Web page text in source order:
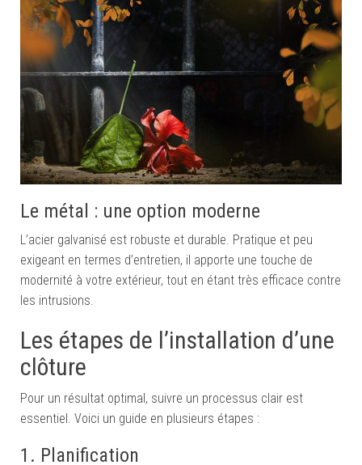
Le métal : une option moderne
L’acier galvanisé est robuste et durable. Pratique et peu
exigeant en termes d’entretien, il apporte une touche de
modernité à votre extérieur, tout en étant très efficace contre
les intrusions.
Les étapes de l’installation d’une
clôture
Pour un résultat optimal, suivre un processus clair est
essentiel. Voici un guide en plusieurs étapes :
1. Planification